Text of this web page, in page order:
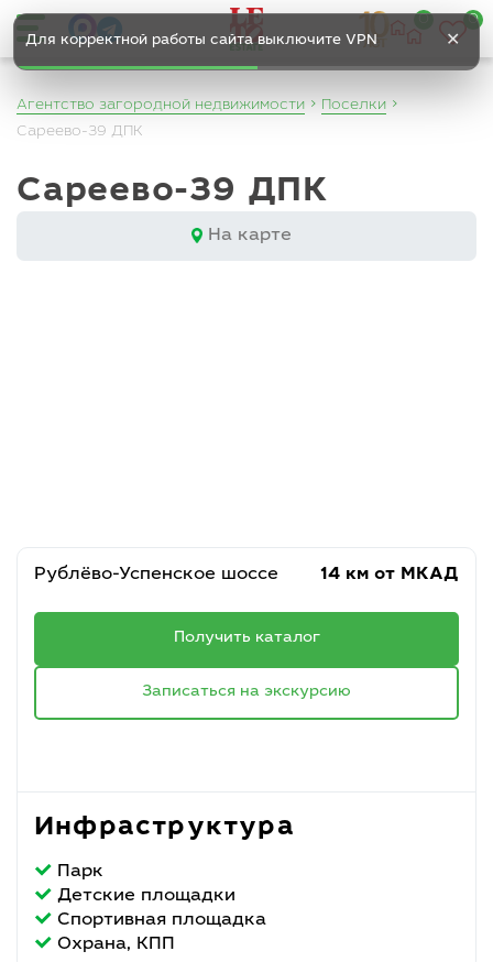
Для корректной работы сайта выключите VPN ✕
0
Агентство загородной недвижимости
Поселки
Сареево-39 ДПК
Сареево-39 ДПК
На карте
Рублёво-Успенское шоссе 14 км от МКАД
Получить каталог
Записаться на экскурсию
Инфраструктура
Парк
Детские площадки
Спортивная площадка
Охрана, КПП